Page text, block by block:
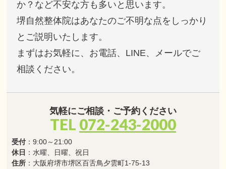
か？など不安な方も多いと思います。
堺自然整体院はあなたのご不明な点をしっかり
とご説明いたします。
まずはお気軽に、お電話、LINE、メールでご
相談ください。
気軽にご相談・ご予約ください
TEL 072-243-2000
受付 ：9:00～21:00
休日 ：水曜、日曜、祝日
住所 ：大阪府堺市堺区百舌鳥夕雲町1-75-13